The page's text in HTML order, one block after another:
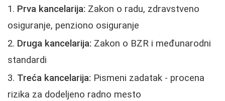
Prva kancelarija: Zakon o radu, zdravstveno
osiguranje, penziono osiguranje
Druga kancelarija: Zakon o BZR i međunarodni
standardi
Treća kancelarija: Pismeni zadatak - procena
rizika za dodeljeno radno mesto